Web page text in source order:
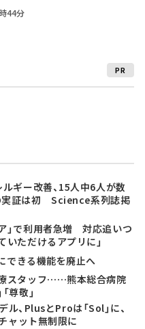
44分
PR
ルギー改善、15人中6人が数
証は初 Science系列誌掲
」で利用者急増 対応追いつ
ただけるアプリに」
できる機能を廃止へ
スタッフ……熊本総合病院
尊敬」
、PlusとProは「Sol」に、
ャット無制限に